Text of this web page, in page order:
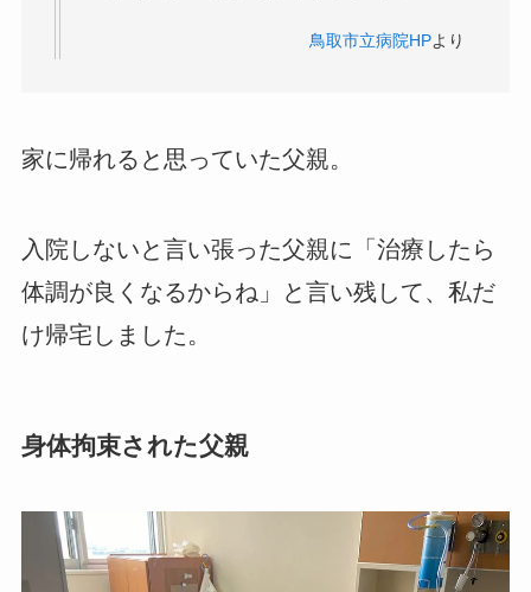
鳥取市立病院HPより
家に帰れると思っていた父親。
入院しないと言い張った父親に「治療したら
体調が良くなるからね」と言い残して、私だ
け帰宅しました。
身体拘束された父親